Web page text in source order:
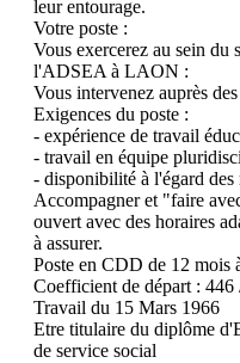
leur entourage.
Votre poste :
Vous exercerez au sein du
l'ADSEA à LAON :
Vous intervenez auprès
Exigences du poste :
- expérience de travail
- travail en équipe
- disponibilité à l'égard
Accompagner et "faire
ouvert avec des horaires
à assurer.
Poste en CDD de 12 mois
Coefficient de départ :
Travail du 15 Mars 1966
Etre titulaire du diplôme
de service social